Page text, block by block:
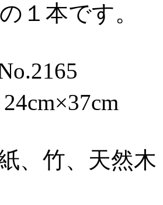
１本です。
、竹、天然木